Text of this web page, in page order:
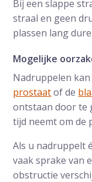
Bij een slappe
straal en geen
plassen lang
Mogelijke
Nadruppelen
prostaatof de
ontstaan door te
tijd neemt om de
Als u nadruppelt
vaak sprake van
obstructie